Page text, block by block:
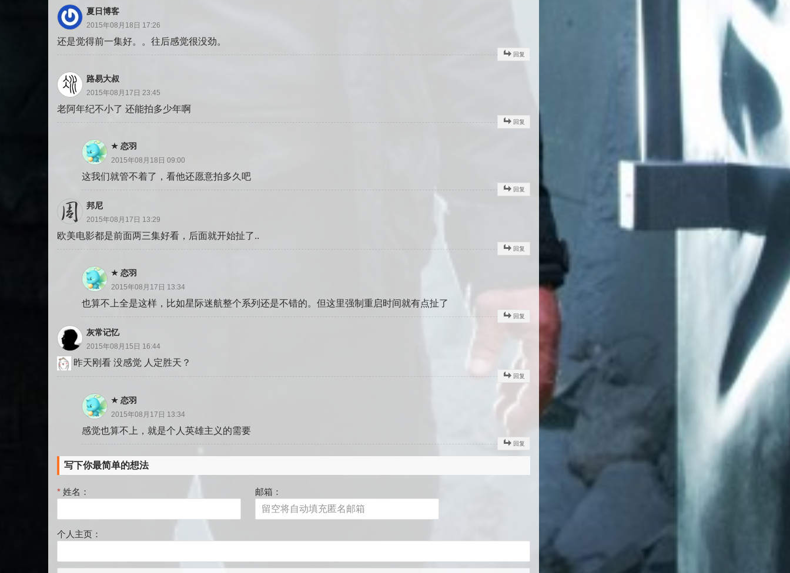
夏日博客
2015年08月18日 17:26
还是觉得前一集好。。往后感觉很没劲。
回复
路易大叔
2015年08月17日 23:45
老阿年纪不小了 还能拍多少年啊
回复
恋羽
2015年08月18日 09:00
这我们就管不着了，看他还愿意拍多久吧
回复
邦尼
2015年08月17日 13:29
欧美电影都是前面两三集好看，后面就开始扯了..
回复
恋羽
2015年08月17日 13:34
也算不上全是这样，比如星际迷航整个系列还是不错的。但这里强制重启时间就有点扯了
回复
灰常记忆
2015年08月15日 16:44
昨天刚看 没感觉 人定胜天？
回复
恋羽
2015年08月17日 13:34
感觉也算不上，就是个人英雄主义的需要
回复
写下你最简单的想法
* 姓名： 邮箱：
个人主页：